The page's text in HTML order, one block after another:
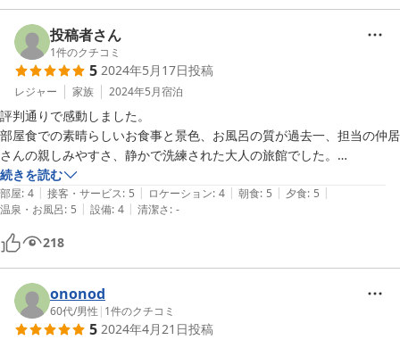
どれもこれも洋菓子屋さん以上の美味しさでもっとたくさん買えばよか
ったと後悔。ホールケーキやプリンもあったので、次回はたくさん買っ
てこようと思います。
素晴らしい点をあげるときりがなく、これまでで一番と呼べる宿でし
た。設備・お風呂・料理、どれも秀逸ですがそれをさらに引き立ててい
るのがスタッフの皆さんのあたたかい心遣いだなと感じました。担当し
てくださった中居さんもとても感じがよく、快適に過ごすことができま
した。
また是非利用させていただきます。
帰りにオススメしてくれた小十郎キッズランドという所に寄り、娘は大
投稿者さん
1件のクチコミ
5 2024年5月17日投稿
レジャー 家族 2024年5月宿泊
評判通りで感動しました。
部屋食での素晴らしいお食事と景色、お風呂の質が過去一、担当の仲居
さんの親しみやすさ、静かで洗練された大人の旅館でした。
自信を持ってお薦めできます。
次は紅葉時期に伺えれたらと思います。
続きを読む
部屋: 4 | 接客・サービス: 5 | ロケーション: 4 | 朝食: 5 | 夕食: 5 |
温泉・お風呂: 5 | 設備: 4 | 清潔さ: -
218
ononod
60代/男性 | 1件のクチコミ
5 2024年4月21日投稿